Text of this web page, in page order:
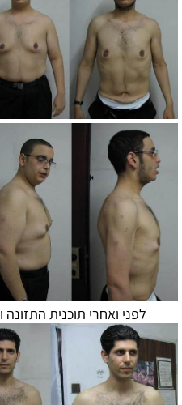
לפני ואחרי תוכנית התזונה ו